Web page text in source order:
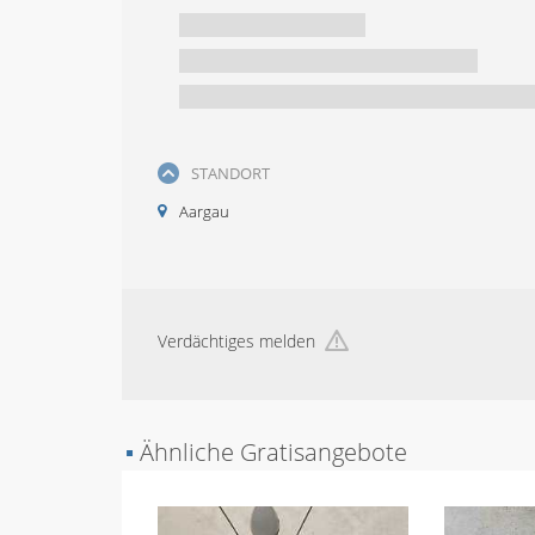
STANDORT
Aargau
Verdächtiges melden
▪ Ähnliche Gratisangebote